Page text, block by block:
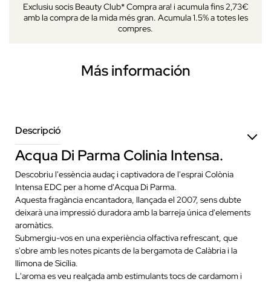
Exclusiu socis Beauty Club* Compra ara! i acumula fins 2,73€
amb la compra de la mida més gran. Acumula 1.5% a totes les
compres.
Más información
Descripció
Acqua Di Parma Colinia Intensa.
Descobriu l'essència audaç i captivadora de l'esprai Colònia
Intensa EDC per a home d'Acqua Di Parma.
Aquesta fragància encantadora, llançada el 2007, sens dubte
deixarà una impressió duradora amb la barreja única d'elements
aromàtics.
Submergiu-vos en una experiència olfactiva refrescant, que
s'obre amb les notes picants de la bergamota de Calàbria i la
llimona de Sicília.
L'aroma es veu realçada amb estimulants tocs de cardamom i